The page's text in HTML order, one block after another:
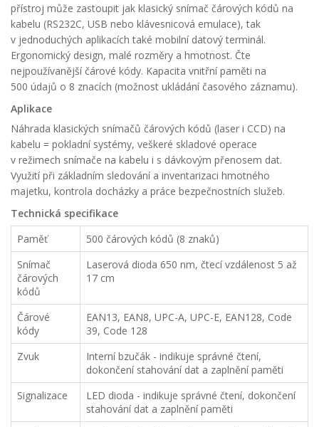
přístroj může zastoupit jak klasický snímač čárových kódů na
kabelu (RS232C, USB nebo klávesnicová emulace), tak
v jednoduchých aplikacích také mobilní datový terminál.
Ergonomický design, malé rozměry a hmotnost. Čte
nejpoužívanější čárové kódy. Kapacita vnitřní paměti na
500 údajů o 8 znacích (možnost ukládání časového záznamu).
Aplikace
Náhrada klasických snímačů čárových kódů (laser i CCD) na
kabelu = pokladní systémy, veškeré skladové operace
v režimech snímače na kabelu i s dávkovým přenosem dat.
Využití při základním sledování a inventarizaci hmotného
majetku, kontrola docházky a práce bezpečnostních služeb.
Technická specifikace
Paměť
500 čárových kódů (8 znaků)
Snímač
čárových
kódů
Laserová dioda 650 nm, čtecí vzdálenost 5 až
17 cm
Čárové
kódy
EAN13, EAN8, UPC-A, UPC-E, EAN128, Code
39, Code 128
Zvuk
Interní bzučák - indikuje správné čtení,
dokončení stahování dat a zaplnění paměti
Signalizace
LED dioda - indikuje správné čtení, dokončení
stahování dat a zaplnění paměti